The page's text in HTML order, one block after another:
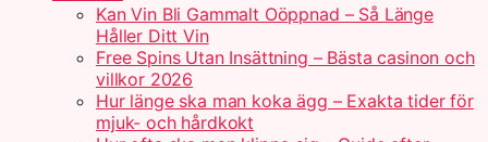
Kan Vin Bli Gammalt Oöppnad – Så Länge
Håller Ditt Vin
Free Spins Utan Insättning – Bästa casinon och
villkor 2026
Hur länge ska man koka ägg – Exakta tider för
mjuk- och hårdkokt